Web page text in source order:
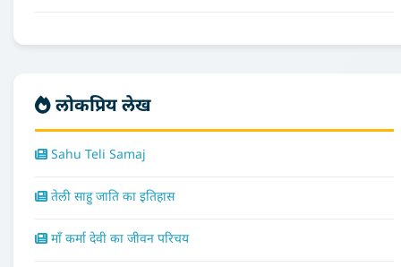
लोकप्रिय लेख
Sahu Teli Samaj
तेली साहु जाति का इतिहास
माँ कर्मा देवी का जीवन परिचय